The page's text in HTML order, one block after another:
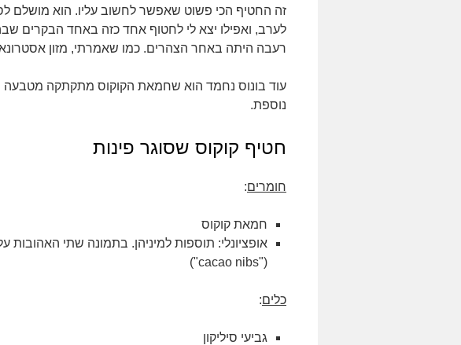
זה החטיף הכי פשוט שאפשר לחשוב עליו. הוא מושלם
לערב, ואפילו יצא לי לחטוף אחד כזה באחד הבקרים
רעבה היתה באחר הצהרים. כמו שאמרתי, מזון
עוד בונוס נחמד הוא שחמאת הקוקוס מתקתקה מטבעה
נוספת.
חטיף קוקוס שסוגר פינות
חומרים:
חמאת קוקוס
אופציונלי: תוספות למיניהן. בתמונה שתי האהובות
("cacao nibs")
כלים:
גביעי סיליקון